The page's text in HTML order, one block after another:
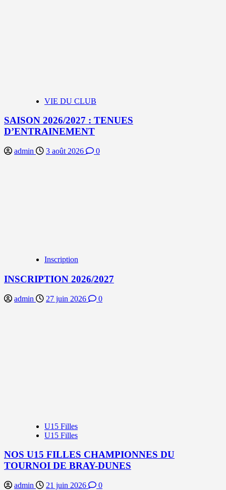
VIE DU CLUB
SAISON 2026/2027 : TENUES
D’ENTRAINEMENT
admin 3 août 2026 0
Inscription
INSCRIPTION 2026/2027
admin 27 juin 2026 0
U15 Filles
U15 Filles
NOS U15 FILLES CHAMPIONNES DU
TOURNOI DE BRAY-DUNES
admin 21 juin 2026 0